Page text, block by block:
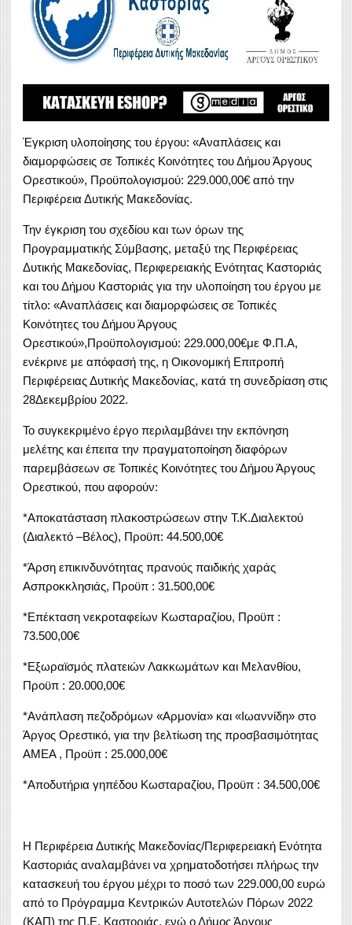
Έγκριση υλοποίησης του έργου: «Αναπλάσεις και
διαμορφώσεις σε Τοπικές Κοινότητες του Δήμου Άργους
Ορεστικού», Προϋπολογισμού: 229.000,00€ από την
Περιφέρεια Δυτικής Μακεδονίας.
Την έγκριση του σχεδίου και των όρων της
Προγραμματικής Σύμβασης, μεταξύ της Περιφέρειας
Δυτικής Μακεδονίας, Περιφερειακής Ενότητας Καστοριάς
και του Δήμου Καστοριάς για την υλοποίηση του έργου με
τίτλο: «Αναπλάσεις και διαμορφώσεις σε Τοπικές
Κοινότητες του Δήμου Άργους
Ορεστικού»,Προϋπολογισμού: 229.000,00€με Φ.Π.Α,
ενέκρινε με απόφασή της, η Οικονομική Επιτροπή
Περιφέρειας Δυτικής Μακεδονίας, κατά τη συνεδρίαση στις
28Δεκεμβρίου 2022.
Το συγκεκριμένο έργο περιλαμβάνει την εκπόνηση
μελέτης και έπειτα την πραγματοποίηση διαφόρων
παρεμβάσεων σε Τοπικές Κοινότητες του Δήμου Άργους
Ορεστικού, που αφορούν:
*Αποκατάσταση πλακοστρώσεων στην Τ.Κ.Διαλεκτού
(Διαλεκτό –Βέλος), Προϋπ: 44.500,00€
*Άρση επικινδυνότητας πρανούς παιδικής χαράς
Ασπροκκλησιάς, Προϋπ : 31.500,00€
*Επέκταση νεκροταφείων Κωσταραζίου, Προϋπ :
73.500,00€
*Εξωραϊσμός πλατειών Λακκωμάτων και Μελανθίου,
Προϋπ : 20.000,00€
*Ανάπλαση πεζοδρόμων «Αρμονία» και «Ιωαννίδη» στο
Άργος Ορεστικό, για την βελτίωση της προσβασιμότητας
ΑΜΕΑ , Προϋπ : 25.000,00€
*Αποδυτήρια γηπέδου Κωσταραζίου, Προϋπ : 34.500,00€
Η Περιφέρεια Δυτικής Μακεδονίας/Περιφερειακή Ενότητα
Καστοριάς αναλαμβάνει να χρηματοδοτήσει πλήρως την
κατασκευή του έργου μέχρι το ποσό των 229.000,00 ευρώ
από το Πρόγραμμα Κεντρικών Αυτοτελών Πόρων 2022
(ΚΑΠ) της Π.Ε. Καστοριάς, ενώ ο Δήμος Άργους